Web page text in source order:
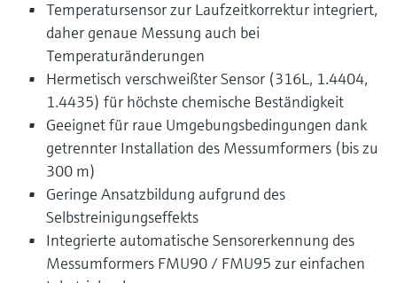
Temperatursensor zur Laufzeitkorrektur integriert,
daher genaue Messung auch bei
Temperaturänderungen
Hermetisch verschweißter Sensor (316L, 1.4404,
1.4435) für höchste chemische Beständigkeit
Geeignet für raue Umgebungsbedingungen dank
getrennter Installation des Messumformers (bis zu
300 m)
Geringe Ansatzbildung aufgrund des
Selbstreinigungseffekts
Integrierte automatische Sensorerkennung des
Messumformers FMU90 / FMU95 zur einfachen